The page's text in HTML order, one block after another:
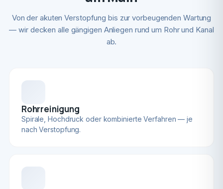
Von der akuten Verstopfung bis zur vorbeugenden Wartung
— wir decken alle gängigen Anliegen rund um Rohr und Kanal
ab.
Rohrreinigung
Spirale, Hochdruck oder kombinierte Verfahren — je
nach Verstopfung.